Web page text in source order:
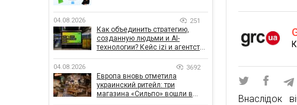
Внаслідок
04.08.2026 251
Как объединить стратегию,
созданную людьми и AI-
технологии? Кейс izi и агентства
04.08.2026 3692
Европа вновь отметила
украинский ритейл: три
магазина «Сильпо» вошли в